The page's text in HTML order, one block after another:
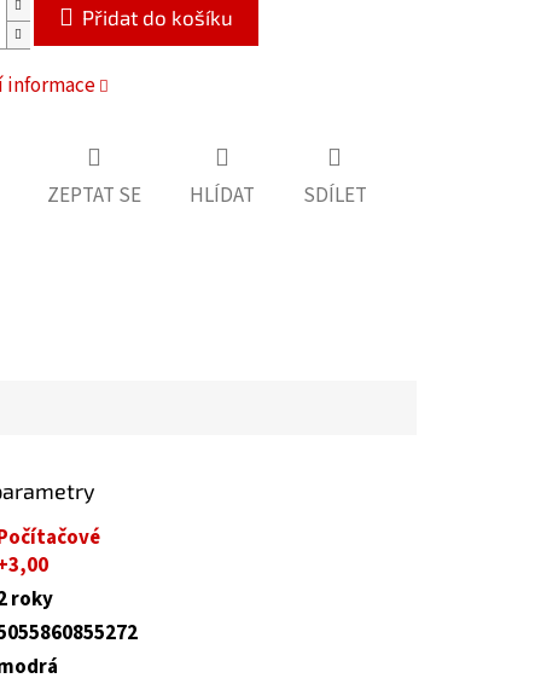
Přidat do košíku
ZEPTAT SE HLÍDAT SDÍLET
roky